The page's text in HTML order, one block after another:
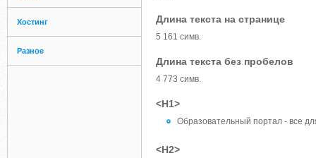
Хостинг
Разное
Длина текста на странице
5 161 симв.
Длина текста без пробелов
4 773 симв.
<H1>
Образовательный портал - все
<H2>